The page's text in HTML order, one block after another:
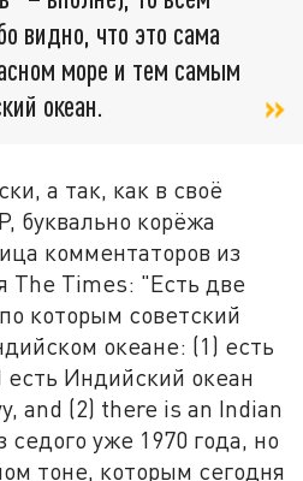
видно, что это сама
море и тем самым
океан.
а так, как в своё
буквально корёжа
комментаторов из
The Times: "Есть две
которым советский
океане: (1) есть
есть Индийский океан
and (2) there is an Indian
седого уже 1970 года, но
тоне, которым сегодня